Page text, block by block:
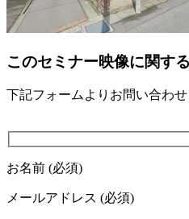
このセミナー映像に関す
下記フォームよりお問い合わせ
お名前 (必須)
メールアドレス (必須)